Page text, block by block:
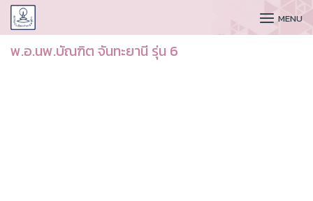
CUDAA MENU
พ.อ.นพ.บัณฑิต จันทะยานี รุ่น 6